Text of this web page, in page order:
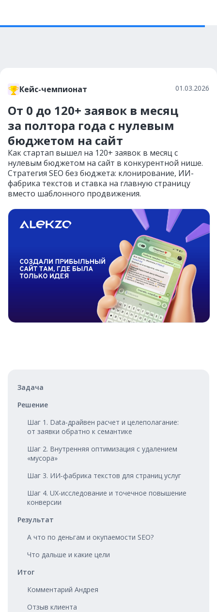
Кейс-чемпионат 01.03.2026
От 0 до 120+ заявок в месяц
за полтора года с нулевым
бюджетом на сайт
Как стартап вышел на 120+ заявок в месяц с
нулевым бюджетом на сайт в конкурентной нише.
Стратегия SEO без бюджета: клонирование, ИИ-
фабрика текстов и ставка на главную страницу
вместо шаблонного продвижения.
Задача
Решение
Шаг 1. Data‑драйвен расчет и целеполагание:
от заявки обратно к семантике
Шаг 2. Внутренняя оптимизация с удалением
«мусора»
Шаг 3. ИИ‑фабрика текстов для страниц услуг
Шаг 4. UX‑исследование и точечное повышение
конверсии
Результат
А что по деньгам и окупаемости SEO?
Что дальше и какие цели
Итог
Комментарий Андрея
Отзыв клиента